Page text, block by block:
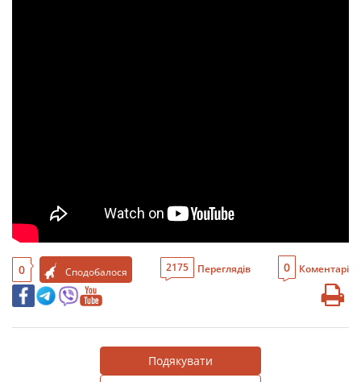
0 Сподобалося 2175 Переглядів 0 Коментарі
Подякувати